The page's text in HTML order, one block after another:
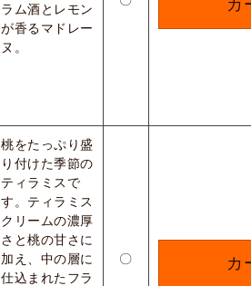
ラム酒とレモン
が香るマドレー
ヌ。
カ
桃をたっぷり盛
り付けた季節の
ティラミスで
す。ティラミス
クリームの濃厚
さと桃の甘さに
加え、中の層に
仕込まれたフラ
〇 カ